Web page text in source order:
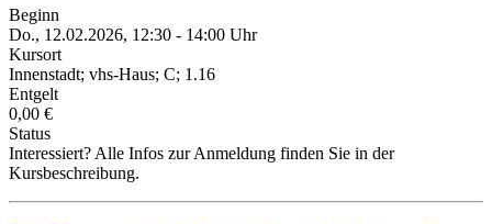
Beginn
Do., 12.02.2026, 12:30 - 14:00 Uhr
Kursort
Innenstadt; vhs-Haus; C; 1.16
Entgelt
0,00 €
Status
Interessiert? Alle Infos zur Anmeldung finden Sie in der
Kursbeschreibung.